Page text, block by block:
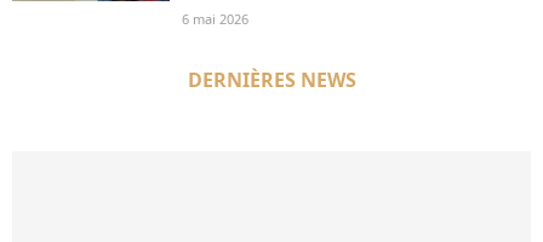
6 mai 2026
DERNIÈRES NEWS